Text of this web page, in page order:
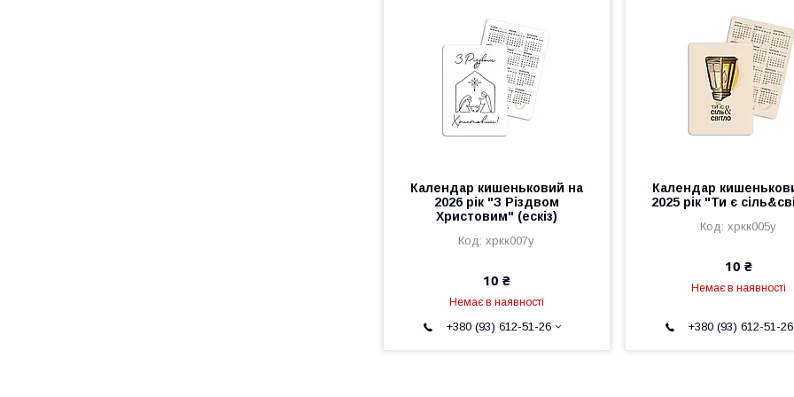
Календар кишеньковий на
2026 рік "З Різдвом
Христовим" (ескіз)
хркк007у
10 ₴
Немає в наявності
+380 (93) 612-51-26
Календар
2025 рік "Ти є
хркк005у
10 ₴
Немає в наявності
+380 (93) 612-51-26